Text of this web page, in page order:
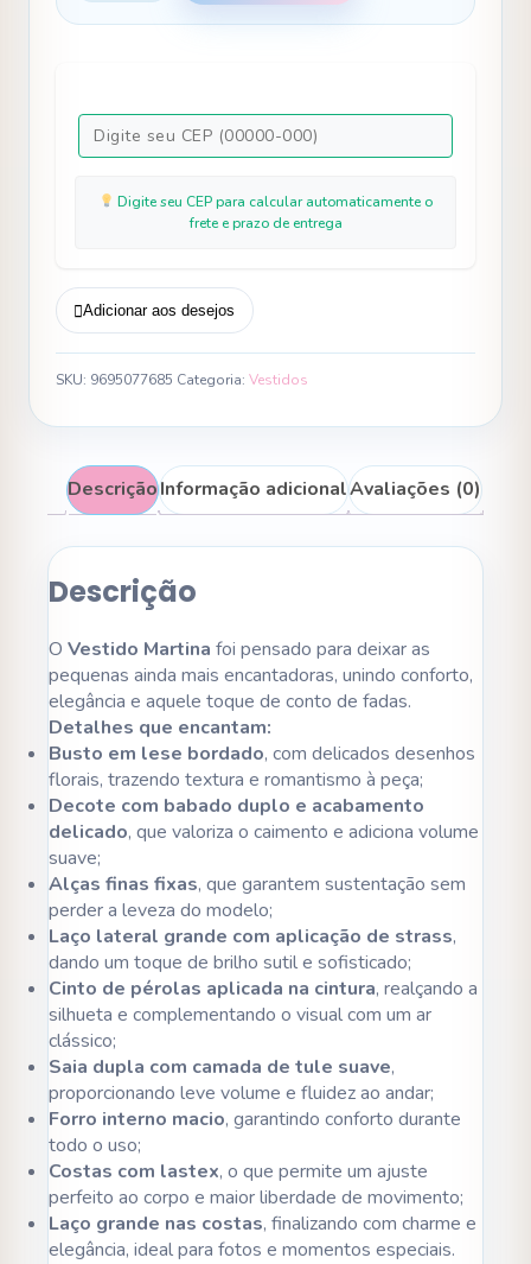
quantidade
Digite seu CEP para calcular automaticamente o
frete e prazo de entrega
Adicionar aos desejos
SKU: 9695077685 Categoria: Vestidos
DescriçãoInformação adicionalAvaliações (0)
Descrição
O Vestido Martina foi pensado para deixar as
pequenas ainda mais encantadoras, unindo conforto,
elegância e aquele toque de conto de fadas.
Detalhes que encantam:
Busto em lese bordado, com delicados desenhos
florais, trazendo textura e romantismo à peça;
Decote com babado duplo e acabamento
delicado, que valoriza o caimento e adiciona volume
suave;
Alças finas fixas, que garantem sustentação sem
perder a leveza do modelo;
Laço lateral grande com aplicação de strass,
dando um toque de brilho sutil e sofisticado;
Cinto de pérolas aplicada na cintura, realçando a
silhueta e complementando o visual com um ar
clássico;
Saia dupla com camada de tule suave,
proporcionando leve volume e fluidez ao andar;
Forro interno macio, garantindo conforto durante
todo o uso;
Costas com lastex, o que permite um ajuste
perfeito ao corpo e maior liberdade de movimento;
Laço grande nas costas, finalizando com charme e
elegância, ideal para fotos e momentos especiais.